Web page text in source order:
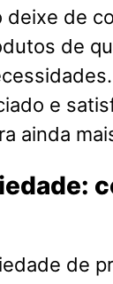
deixe de
de
e
ainda
de